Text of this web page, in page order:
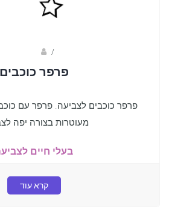
/
פרפר כוכבים
פרפר כוכבים לצביעה. פרפר עם
מעוטרות בצורה יפה
בעלי חיים
קרא עוד